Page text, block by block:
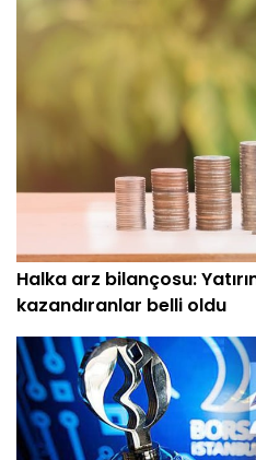
Halka arz bilançosu:
kazandıranlar belli oldu